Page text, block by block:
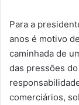
Para a
anos é motivo
caminhada de
das pressões
comerciários,